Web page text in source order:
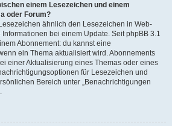
einem Lesezeichen und einem
oder Forum?
ähnlich den Lesezeichen in Web-
bei einem Update. Seit phpBB 3.1
Abonnement: du kannst eine
ein Thema aktualisiert wird. Abonnements
einer Aktualisierung eines Themas oder eines
für Lesezeichen und
Bereich unter „Benachrichtigungen